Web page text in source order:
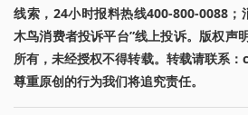
线索，24小时报料热线400-800-0088；
木鸟消费者投诉平台”线上投诉。版权声
所有，未经授权不得转载。转载请联系
尊重原创的行为我们将追究责任。